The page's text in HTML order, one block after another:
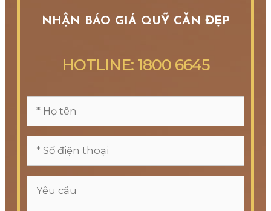
NHẬN BÁO GIÁ QUỸ CĂN ĐẸP
HOTLINE: 1800 6645